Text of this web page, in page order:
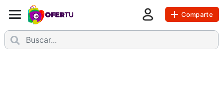
Comparte